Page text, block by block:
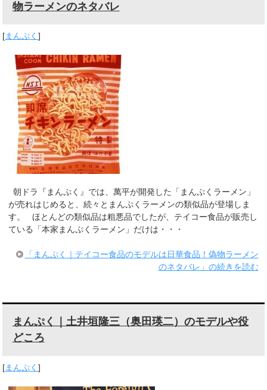
物ラーメンのネタバレ
[まんぷく]
朝ドラ『まんぷく』では、萬平が開発した「まんぷくラーメン」
が売れはじめると、続々とまんぷくラーメンの類似品が登場しま
す。 ほとんどの類似品は粗悪品でしたが、テイコー食品が販売し
ている「本家まんぷくラーメン」だけは・・・
「まんぷく｜テイコー食品のモデルは日華食品！偽物ラーメン
のネタバレ」の続きを読む
まんぷく｜土井垣隆三（奥田瑛二）のモデルや役
どころ
[まんぷく]